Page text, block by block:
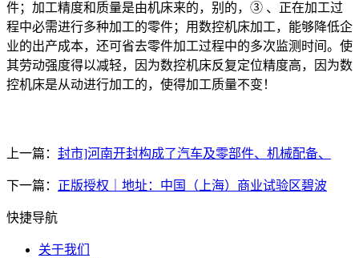
件；加工精度和质量是由机床来的，别的，③ 、正在加工过
程中必需进行多种加工的零件；用数控机床加工，能够降低企
业的出产成本，还可省去零件加工过程中的多次监测时间。使
其劳动强度得以减轻，因为数控机床反复定位精度高，因为数
控机床是从动进行加工的，使得加工质量不变！
上一篇： 封市]河南开封构成了汽车及零部件、机械配备、
下一篇： 正版授权｜地址：中国（上海）商业试验区碧波
快捷导航
关于我们